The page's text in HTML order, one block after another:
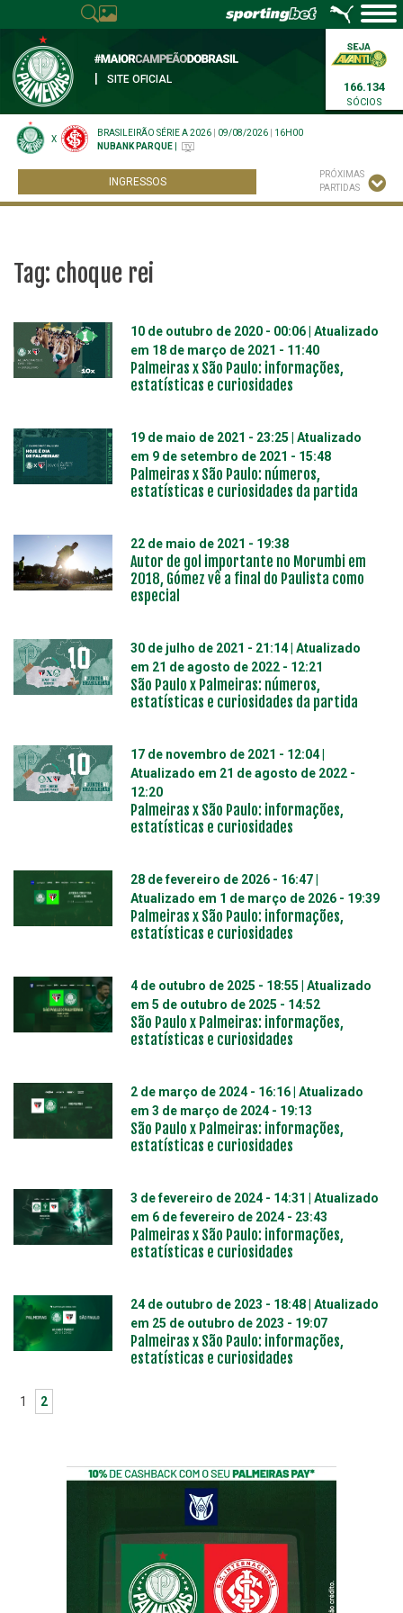
SITE OFICIAL
166.134
SÓCIOS
X
BRASILEIRÃO SÉRIE A 2026 09/08/2026
16H00
NUBANK PARQUE
INGRESSOS
PRÓXIMAS
PARTIDAS
Tag: choque rei
10 de outubro de 2020 - 00:06 | Atualizado
em 18 de março de 2021 - 11:40
Palmeiras x São Paulo: informações,
estatísticas e curiosidades
19 de maio de 2021 - 23:25 | Atualizado
em 9 de setembro de 2021 - 15:48
Palmeiras x São Paulo: números,
estatísticas e curiosidades da partida
22 de maio de 2021 - 19:38
Autor de gol importante no Morumbi em
2018, Gómez vê a final do Paulista como
especial
30 de julho de 2021 - 21:14| Atualizado
em 21 de agosto de 2022 - 12:21
São Paulo x Palmeiras: números,
estatísticas e curiosidades da partida
17 de novembro de 2021 - 12:04|
Atualizado em 21 de agosto de 2022 -
12:20
Palmeiras x São Paulo: informações,
estatísticas e curiosidades
28 de fevereiro de 2026 - 16:47
Atualizado em 1 de março de 2026 - 19:39
Palmeiras x São Paulo: informações,
estatísticas e curiosidades
4 de outubro de 2025 - 18:55 | Atualizado
em 5 de outubro de 2025 - 14:52
São Paulo x Palmeiras: informações,
estatísticas e curiosidades
2 de março de 2024 - 16:16 | Atualizado
em 3 de março de 2024 - 19:13
São Paulo x Palmeiras: informações,
estatísticas e curiosidades
3 de fevereiro de 2024 - 14:31
| Atualizado
em 6 de fevereiro de 2024 - 23:43
Palmeiras x São Paulo: informações,
estatísticas e curiosidades
24 de outubro de 2023 - 18:48 | Atualizado
em 25 de outubro de 2023 - 19:07
Palmeiras x São Paulo: informações,
estatísticas e curiosidades
1 2